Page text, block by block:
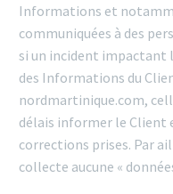
Informations et
communiquées à des
si un incident
des Informations du
nordmartinique.com,
délais informer le Client
corrections prises. Par
collecte aucune «